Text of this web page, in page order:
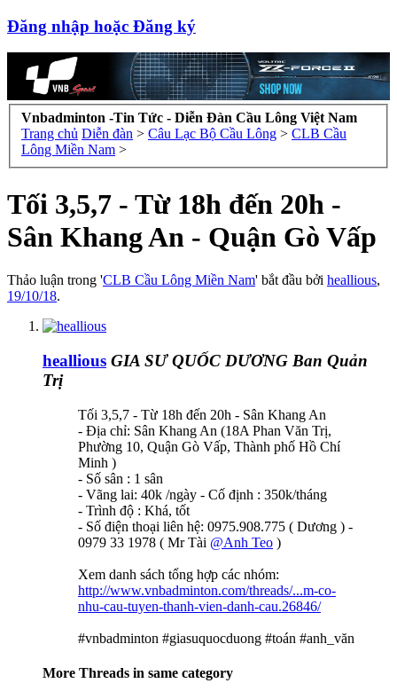
Đăng nhập hoặc Đăng ký
Vnbadminton -Tin Tức - Diễn Đàn Cầu Lông Việt Nam
Trang chủ Diễn đàn > Câu Lạc Bộ Cầu Lông > CLB Cầu
Lông Miền Nam >
Tối 3,5,7 - Từ 18h đến 20h -
Sân Khang An - Quận Gò Vấp
Thảo luận trong 'CLB Cầu Lông Miền Nam' bắt đầu bởi heallious,
19/10/18.
heallious GIA SƯ QUỐC DƯƠNG Ban Quản
Trị
Tối 3,5,7 - Từ 18h đến 20h - Sân Khang An
- Địa chỉ: Sân Khang An (18A Phan Văn Trị,
Phường 10, Quận Gò Vấp, Thành phố Hồ Chí
Minh )
- Số sân : 1 sân
- Vãng lai: 40k /ngày - Cố định : 350k/tháng
- Trình độ : Khá, tốt
- Số điện thoại liên hệ: 0975.908.775 ( Dương ) -
0979 33 1978 ( Mr Tài @Anh Teo )
Xem danh sách tổng hợp các nhóm:
http://www.vnbadminton.com/threads/...m-co-
nhu-cau-tuyen-thanh-vien-danh-cau.26846/
#vnbadminton #giasuquocduong #toán #anh_văn
More Threads in same category